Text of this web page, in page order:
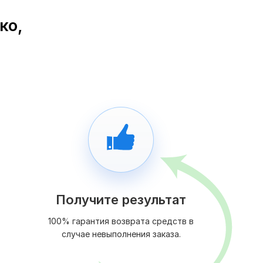
Получите результат
100% гарантия возврата средств в
случае невыполнения заказа.